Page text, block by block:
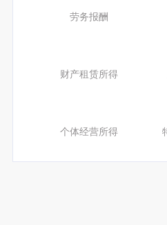
劳务报酬
财产租赁所得
个体经营所得